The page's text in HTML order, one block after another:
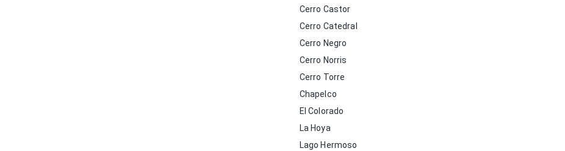
Cerro Castor
Cerro Catedral
Cerro Negro
Cerro Norris
Cerro Torre
Chapelco
El Colorado
La Hoya
Lago Hermoso